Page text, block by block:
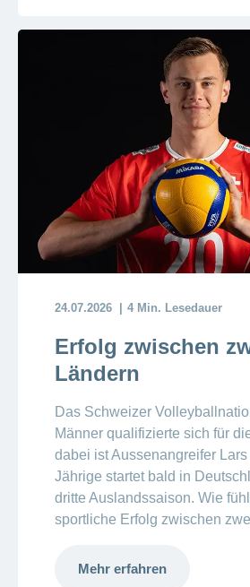
24.07.2026 4 Min. Lesedauer
Erfolg zwischen
Ländern
Das Schweizer
Männer qualifizierte sich für
dabei ist Aussenangreifer
Jährige startet bald in
dritte Auslandssaison. Wie
sportliche Erfolg zwischen
Mehr erfahren